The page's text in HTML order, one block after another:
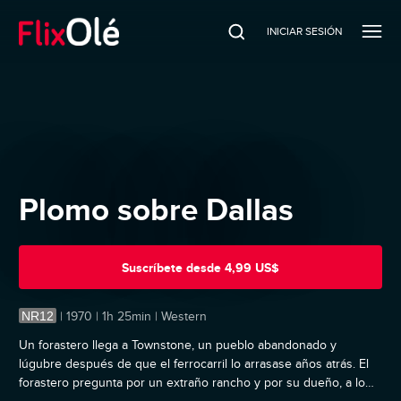
INICIAR SESIÓN
Plomo sobre Dallas
Suscríbete desde 4,99 US$
NR12 | 1970 | 1h 25min | Western
Un forastero llega a Townstone, un pueblo abandonado y
lúgubre después de que el ferrocarril lo arrasase años atrás. El
forastero pregunta por un extraño rancho y por su dueño, a lo